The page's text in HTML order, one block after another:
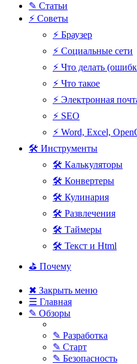
✎ Статьи
⚡ Советы
⚡ Браузер
⚡ Социальные сети
⚡ Что делать
⚡ Что такое
⚡ Электронная
⚡ SEO
⚡ Word, Excel,
🛠 Инструменты
🛠 Калькуляторы
🛠 Конвертеры
🛠 Кулинария
🛠 Развлечения
🛠 Таймеры
🛠 Текст и Html
⛳ Почему
✖ Закрыть меню
☰ Главная
✎ Обзоры
✎ Разработка
✎ Старт
✎ Безопасность